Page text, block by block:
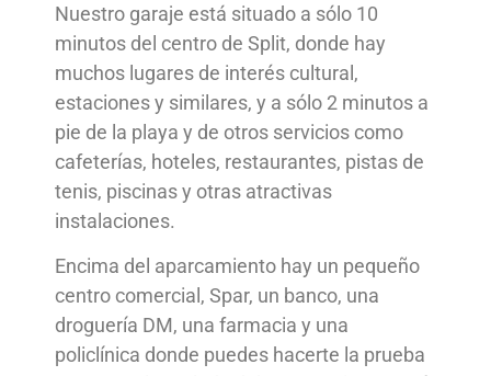
Nuestro garaje está situado a sólo 10
minutos del centro de Split, donde hay
muchos lugares de interés cultural,
estaciones y similares, y a sólo 2 minutos a
pie de la playa y de otros servicios como
cafeterías, hoteles, restaurantes, pistas de
tenis, piscinas y otras atractivas
instalaciones.
Encima del aparcamiento hay un pequeño
centro comercial, Spar, un banco, una
droguería DM, una farmacia y una
policlínica donde puedes hacerte la prueba